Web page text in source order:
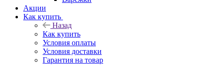
Акции
Как купить
Назад
Как купить
Условия оплаты
Условия доставки
Гарантия на товар